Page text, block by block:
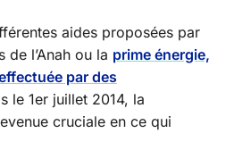
aides proposées par
de l’Anah ou la prime énergie,
par des
le 1er juillet 2014, la
cruciale en ce qui